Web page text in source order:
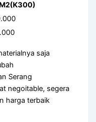
saja
Serang
negoitable, segera
harga terbaik